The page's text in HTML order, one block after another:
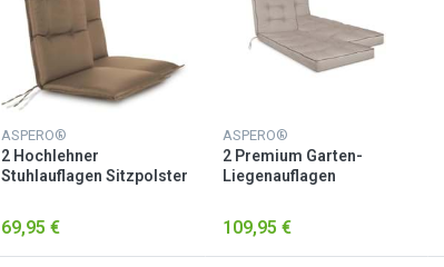
ASPERO®
2 Hochlehner
Stuhlauflagen Sitzpolster
69,95 €
ASPERO®
2 Premium Garten-
Liegenauflagen
109,95 €